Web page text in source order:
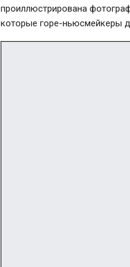
проиллюстрирована
которые горе-ньюсмейкеры